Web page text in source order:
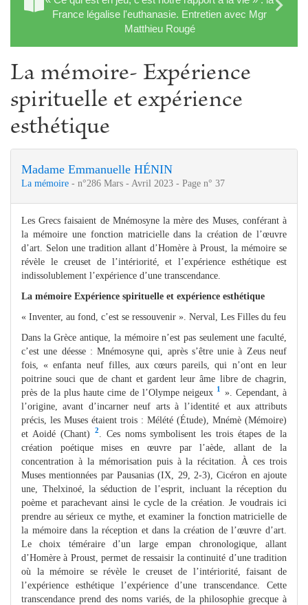
France légalise l'euthanasie. Entretien avec Mgr
Matthieu Rougé
La mémoire- Expérience
spirituelle et expérience
esthétique
Madame Emmanuelle HÉNIN
La mémoire - n°286 Mars - Avril 2023 - Page n° 37
Les Grecs faisaient de Mnémosyne la mère des Muses, conférant à
la mémoire une fonction matricielle dans la création de l’œuvre
d’art. Selon une tradition allant d’Homère à Proust, la mémoire se
révèle le creuset de l’intériorité, et l’expérience esthétique est
indissolublement l’expérience d’une transcendance.
La mémoire Expérience spirituelle et expérience esthétique
« Inventer, au fond, c’est se ressouvenir ». Nerval, Les Filles du feu
Dans la Grèce antique, la mémoire n’est pas seulement une faculté,
c’est une déesse : Mnémosyne qui, après s’être unie à Zeus neuf
fois, « enfanta neuf filles, aux cœurs pareils, qui n’ont en leur
poitrine souci que de chant et gardent leur âme libre de chagrin,
près de la plus haute cime de l’Olympe neigeux 1
». Cependant, à
l’origine, avant d’incarner neuf arts à l’identité et aux attributs
précis, les Muses étaient trois : Mélété (Étude), Mnémè (Mémoire)
et Aoidé (Chant)
2
. Ces noms symbolisent les trois étapes de la
création poétique mises en œuvre par l’aède, allant de la
concentration à la mémorisation puis à la récitation. À ces trois
Muses mentionnées par Pausanias (IX, 29, 2-3), Cicéron en ajoute
une, Thelxinoé, la séduction de l’esprit, incluant la réception du
poème et parachevant ainsi le cycle de la création. Je voudrais ici
prendre au sérieux ce mythe, et examiner la fonction matricielle de
la mémoire dans la réception et dans la création de l’œuvre d’art.
Le choix téméraire d’un large empan chronologique, allant
d’Homère à Proust, permet de ressaisir la continuité d’une tradition
où la mémoire se révèle le creuset de l’intériorité, faisant de
l’expérience esthétique l’expérience d’une transcendance. Cette
transcendance prend des noms variés, de la philosophie grecque à